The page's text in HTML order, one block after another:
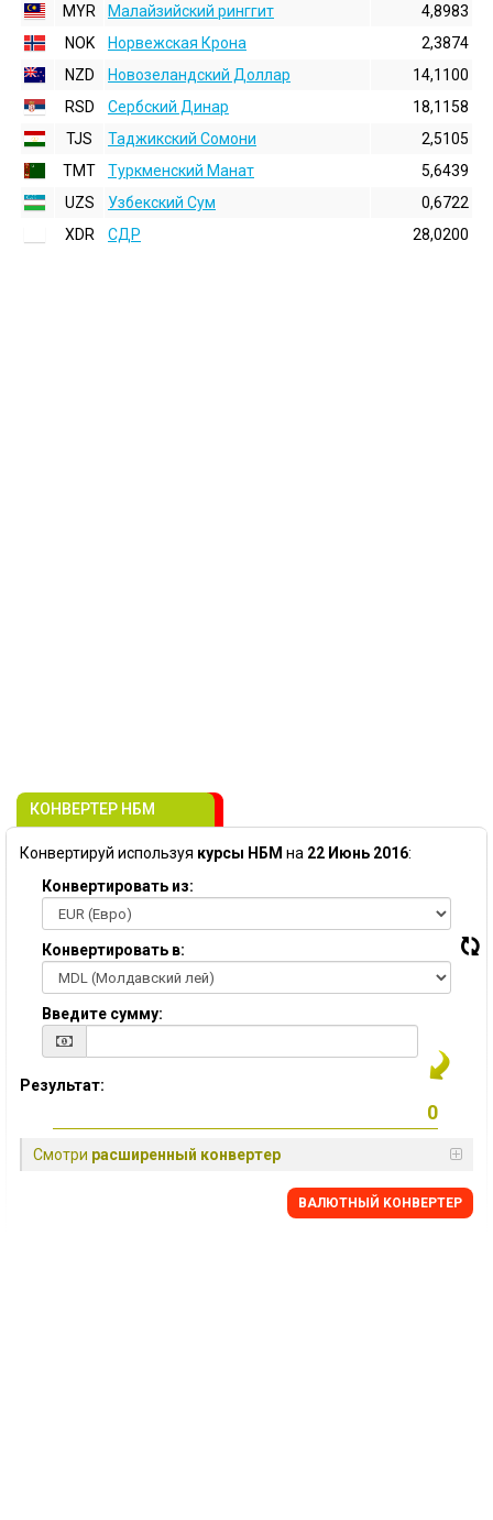
MYR
Малайзийский ринггит
4,8983
NOK
Норвежская Крона
2,3874
NZD
Новозеландский Доллар
14,1100
RSD
Сербский Динар
18,1158
TJS
Таджикский Сомони
2,5105
TMT
Туркменский Манат
5,6439
UZS
Узбекский Сум
0,6722
XDR
СДР 28,0200
КОНВЕРТЕР НБМ
Конвертируй используя курсы НБМ на 22 Июнь 2016:
Конвертировать из:
Конвертировать в:
Введите сумму:
Результат:
Смотри расширенный конвертер
BАЛЮТНЫЙ KОНВЕРТЕР